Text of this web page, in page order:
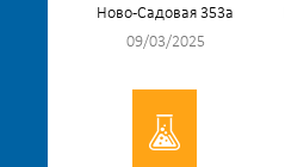
Ново-Садовая 353а
09/03/2025